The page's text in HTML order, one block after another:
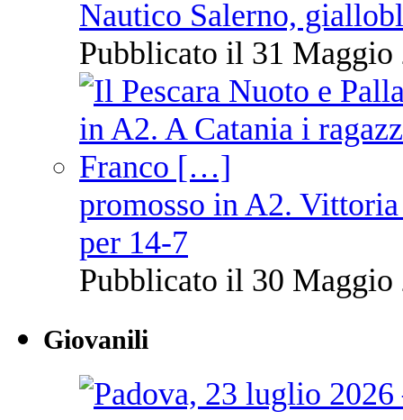
Nautico Salerno,
Pubblicato il 31 Maggio
promosso in A2.
per 14-7
Pubblicato il 30 Maggio
Giovanili